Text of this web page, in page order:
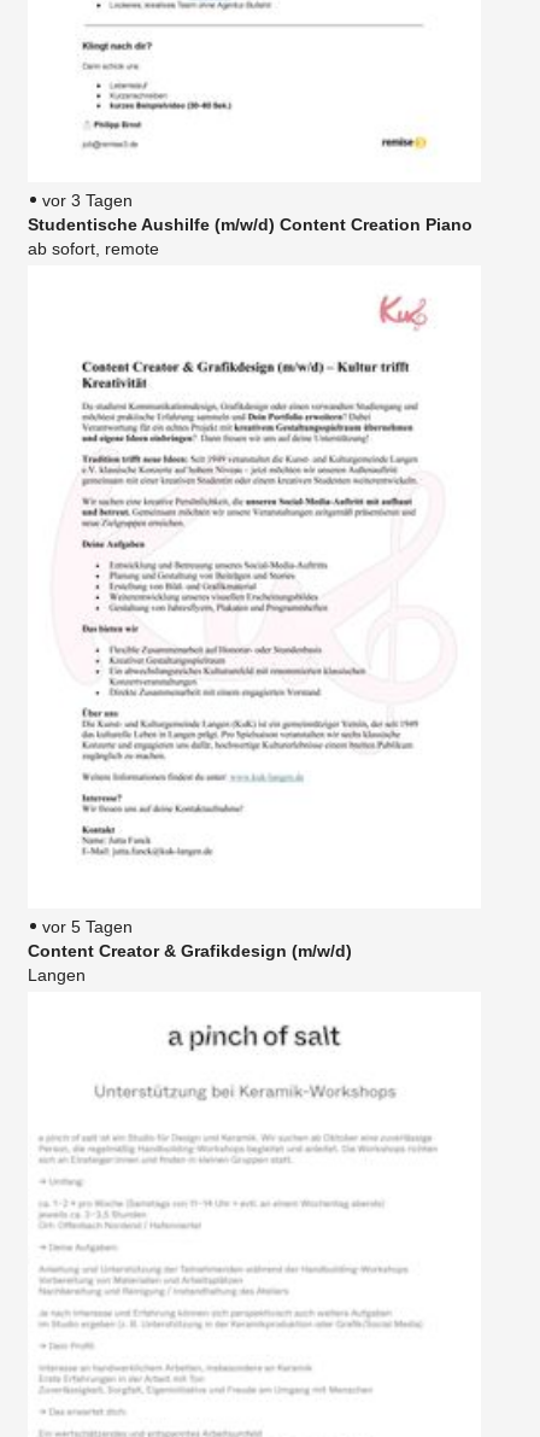
vor 3 Tagen
Studentische Aushilfe (m/w/d) Content Creation Piano
ab sofort, remote
vor 5 Tagen
Content Creator & Grafikdesign (m/w/d)
Langen